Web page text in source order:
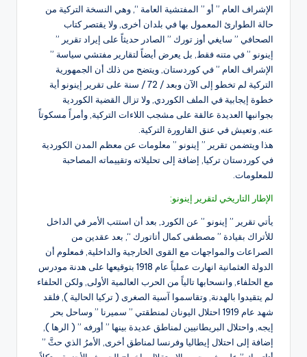
الإشراف العام ” أو ” المفتشية العامة “, وهي النسخة التركية من
حالة الطوارئ المعمول بها في بلدان أخرى, ولا يقتصر كتاب
الصحافي ” سايغي أوز تورك ” الصادر حديثاً على إيراد تقرير ”
إينونو ” في متنه فقط, بل يعرض أيضاً لتقارير مفتشي سياسة ”
الإشراف العام ” في كوردستان, ويتضح من ذلك أن الجمهورية
التركية لم تخطو إلى الآن وبعد / 72 / سنة على تقرير إينونو أية
خطوة إيجابية في الملف الكوردي, ولا تزال القضية الكوردية
بجوانبها العديدة عالقة على مشجب اللاءات التركية, وأمراً مسكوتاً
عنه, وتعيش في عنق القارورة التركية.
هذا ويتضمن تقرير ” إينونو ” معلومات عن معظم المدن الكوردية
في كوردستان تركيا, إضافة إلى تحليلاته وتقييماته المصاحبة
للمعلومات.
الإطار التاريخي لتقرير إينونو:
يأتي تقرير ” إينونو ” عن الكورد, بعد أن استتب الأمر في الداخل
للأتراك بقيادة ” مصطفى كمال أتاتورك “, بعد عقدين من
الصراعات والمواجهات مع القوى الخارجية والداخلية, فمعلوم أن
الدولة العثمانية انهارت عملياً عام 1918 بتوقيعها على هدنة مودرس
مع الحلفاء, وانسحابها تالياً من الحرب العالمية الأولى, ولكن الحلفاء
لم يتقيدوا بالهدنة, وتقاسموا آسية الصغرى ( تركيا الحالية ), فلقد
شهد عام 1919 احتلال اليونان لمنطقتي ” سميرنا ” وساحل بحر
إيجه, واحتلال البريطانيين لمناطق عديدة بينها ” أورفه ” ( الرها ),
إضافة إلى احتلال إيطاليا وفرنسا لمناطق أخرى, الأمرُ الذي حثَّ ”